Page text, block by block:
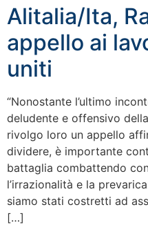
Alitalia/Ita,
appello ai
uniti
“Nonostante l’ultimo
deludente e offensivo
rivolgo loro un appello
dividere, è importante
battaglia combattendo
l’irrazionalità e la
siamo stati costretti ad
[…]